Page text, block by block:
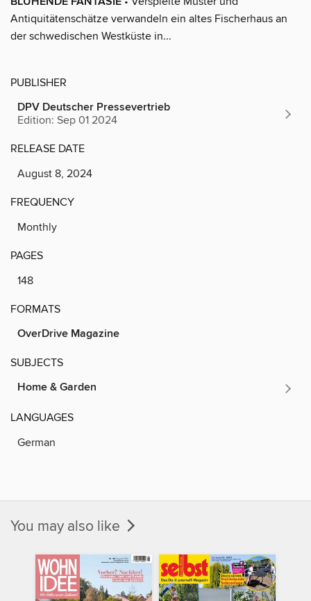
Antiquitätenschätze verwandeln ein altes Fischerhaus an
der schwedischen Westküste in...
PUBLISHER
DPV Deutscher Pressevertrieb
Edition: Sep 01 2024
RELEASE DATE
August 8, 2024
FREQUENCY
Monthly
PAGES
148
FORMATS
OverDrive Magazine
SUBJECTS
Home & Garden
LANGUAGES
German
You may also like